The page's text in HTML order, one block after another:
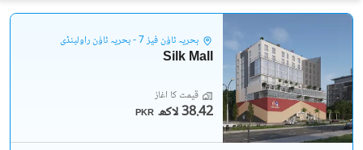
بحریہ ٹاؤن فیز 7 - بحریہ ٹاؤن راولپنڈی
Silk Mall
قیمت کا آغاز
PKR 38.42 لاکھ